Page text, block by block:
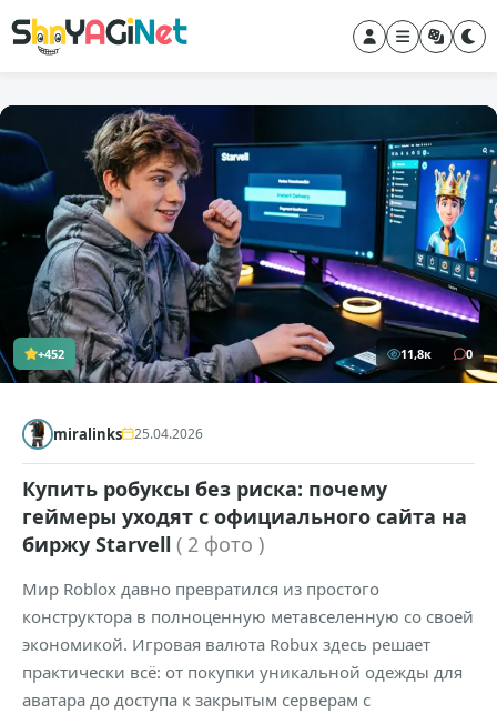
+452 11,8к 0
miralinks 25.04.2026
Купить робуксы без риска: почему
геймеры уходят с официального сайта на
биржу Starvell ( 2 фото )
Мир Roblox давно превратился из простого
конструктора в полноценную метавселенную со своей
экономикой. Игровая валюта Robux здесь решает
практически всё: от покупки уникальной одежды для
аватара до доступа к закрытым серверам с